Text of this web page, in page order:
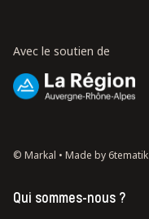
Avec le soutien de
© Markal • Made by 6tematik
Qui sommes-nous ?